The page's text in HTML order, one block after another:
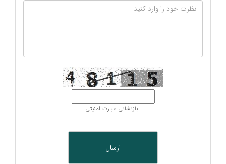
بازنشانی عبارت امنیتی